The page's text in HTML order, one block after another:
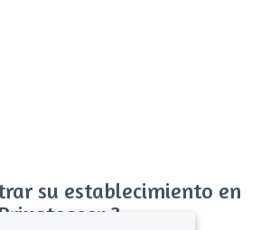
su establecimiento en
Privateaser ?